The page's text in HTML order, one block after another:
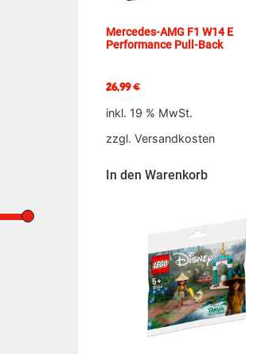
Mercedes-AMG F1 W14 E
Performance Pull-Back
26,99€
inkl. 19 % MwSt.
zzgl. Versandkosten
In den Warenkorb